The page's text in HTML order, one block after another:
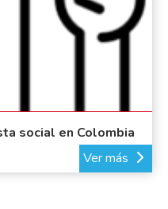
social en Colombia
Ver más